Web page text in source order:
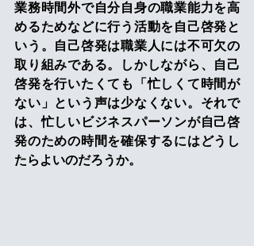
業務時間外で自分自身の職業能力を高
めるためなどに行う活動を自己啓発と
いう。自己啓発は職業人には不可欠の
取り組みである。しかしながら、自己
啓発を行いたくても「忙しくて時間が
ない」という声は少なくない。それで
は、忙しいビジネスパーソンが自己啓
発のための時間を確保するにはどうし
たらよいのだろうか。